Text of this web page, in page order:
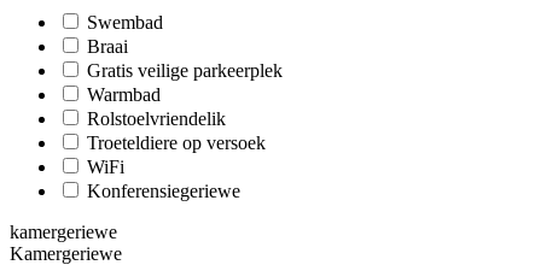
Swembad
Braai
Gratis veilige parkeerplek
Warmbad
Rolstoelvriendelik
Troeteldiere op versoek
WiFi
Konferensiegeriewe
kamergeriewe
Kamergeriewe